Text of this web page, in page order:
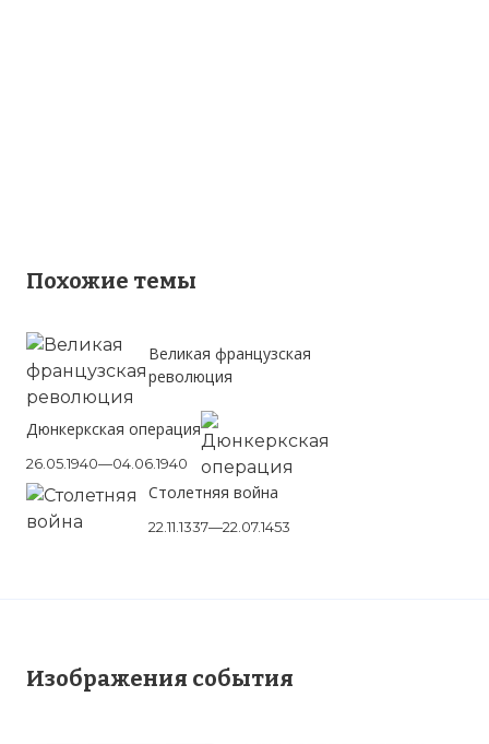
Похожие темы
Великая французская
революция
Дюнкеркская операция
26.05.1940—04.06.1940
Столетняя война
22.11.1337—22.07.1453
Изображения события